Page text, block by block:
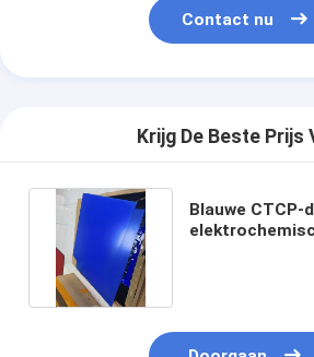
Contact nu
Krijg De Beste Prijs
Blauwe